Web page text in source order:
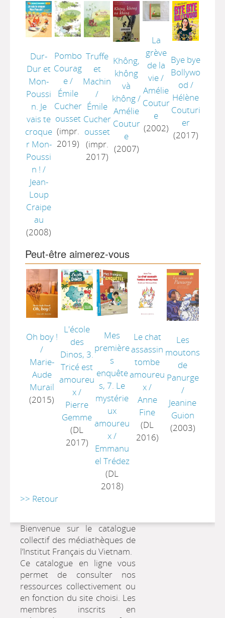
Dur-
Dur et
Mon-
Poussi
n. Je
vais te
croque
r Mon-
Poussi
n ! /
Jean-
Loup
Craipe
au
(2008)
Pombo
Courag
e/
Émile
Cucher
ousset
(impr.
2019)
Truffe
et
Machin
/
Émile
Cucher
ousset
(impr.
2017)
Không,
không
và
không/
Amélie
Coutur
e
(2007)
La
grève
de la
vie/
Amélie
Coutur
e
(2002)
Bye bye
Bollywo
od /
Hélène
Couturi
er
(2017)
Peut-être aimerez-vous
Oh boy !
/
Marie-
Aude
Murail
(2015)
L'école
des
Dinos, 3.
Tricé est
amoureu
x/
Pierre
Gemme
(DL
2017)
Mes
première
s
enquête
s, 7. Le
mystérie
ux
amoureu
x/
Emmanu
el Trédez
(DL
2018)
Le chat
assassin
tombe
amoureu
x/
Anne
Fine
(DL
2016)
Les
moutons
de
Panurge
/
Jeanine
Guion
(2003)
>> Retour
Bienvenue sur le catalogue
collectif des médiathèques de
l’Institut Français du Vietnam.
Ce catalogue en ligne vous
permet de consulter nos
ressources collectivement ou
en fonction du site choisi. Les
membres inscrits en